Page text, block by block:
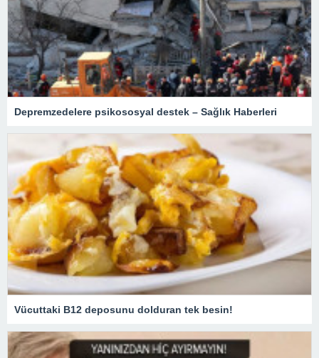
Depremzedelere psikososyal destek – Sağlık Haberleri
Vücuttaki B12 deposunu dolduran tek besin!